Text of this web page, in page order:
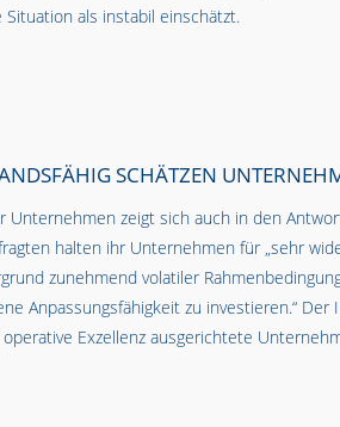
als instabil einschätzt.
SCHÄTZEN
Unternehmen zeigt sich auch in den
halten ihr Unternehmen für „sehr
zunehmend volatiler
Anpassungsfähigkeit zu investieren.“
Exzellenz ausgerichtete